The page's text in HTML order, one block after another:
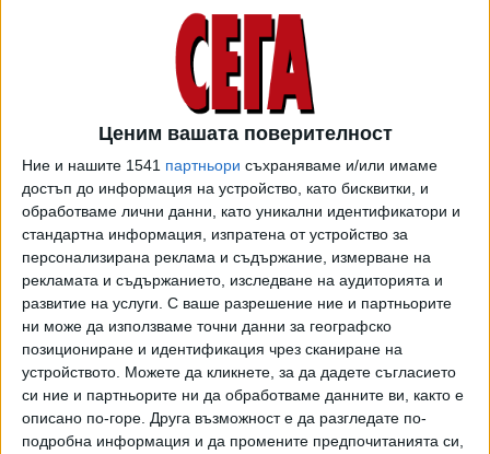
Ценим вашата поверителност
Ние и нашите 1541 партньори съхраняваме и/или имаме
достъп до информация на устройство, като бисквитки, и
обработваме лични данни, като уникални идентификатори и
стандартна информация, изпратена от устройство за
персонализирана реклама и съдържание, измерване на
рекламата и съдържанието, изследване на аудиторията и
развитие на услуги. С ваше разрешение ние и партньорите
ни може да използваме точни данни за географско
позициониране и идентификация чрез сканиране на
устройството. Можете да кликнете, за да дадете съгласието
си ние и партньорите ни да обработваме данните ви, както е
описано по-горе. Друга възможност е да разгледате по-
подробна информация и да промените предпочитанията си,
починал, а около 50 души са проявили симптоми на
Корабът е отплавал от Шетландските острови на 6 май
и е спрял в Белфаст в Северна Ирландия, Ливърпул във
Великобритания и Брест във Франция, преди да
достигне Бордо, откъдето е трябвало да отплава за
Испания.
ПРЕДУПРЕЖДЕНИЕ
Броят на заболелите от хантавирус може да се увеличи
още през следващите седмици. Това заяви
ръководителят на Световната здравна организация
Тедрос Гебрейсус. В редица страни са регистрирани
нови случаи на заболяването, затова на здравните
системи се препоръчва да засилят наблюдението и
подготовката: